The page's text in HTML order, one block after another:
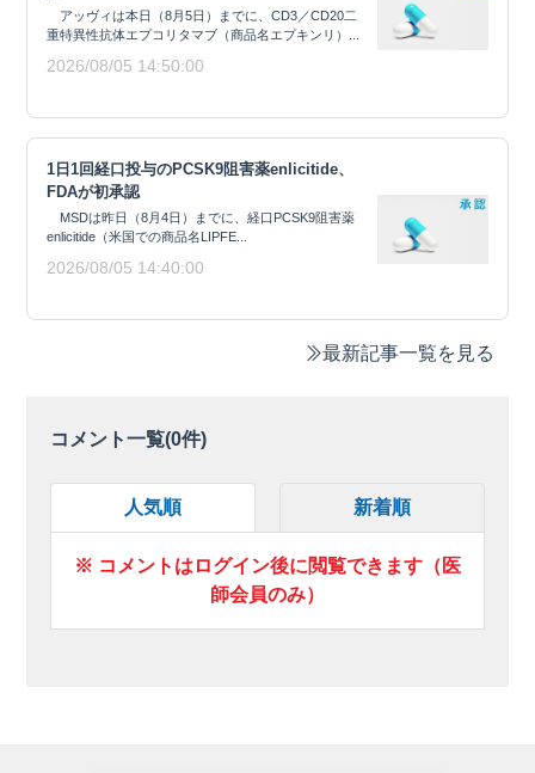
アッヴィは本日（8月5日）までに、CD3／CD20二
重特異性抗体エプコリタマブ（商品名エプキンリ）...
2026/08/05 14:50:00
1日1回経口投与のPCSK9阻害薬enlicitide、
FDAが初承認
MSDは昨日（8月4日）までに、経口PCSK9阻害薬
enlicitide（米国での商品名LIPFE...
2026/08/05 14:40:00
最新記事一覧を見る
コメント一覧(0件)
人気順 新着順
※ コメントはログイン後に閲覧できます（医
師会員のみ）